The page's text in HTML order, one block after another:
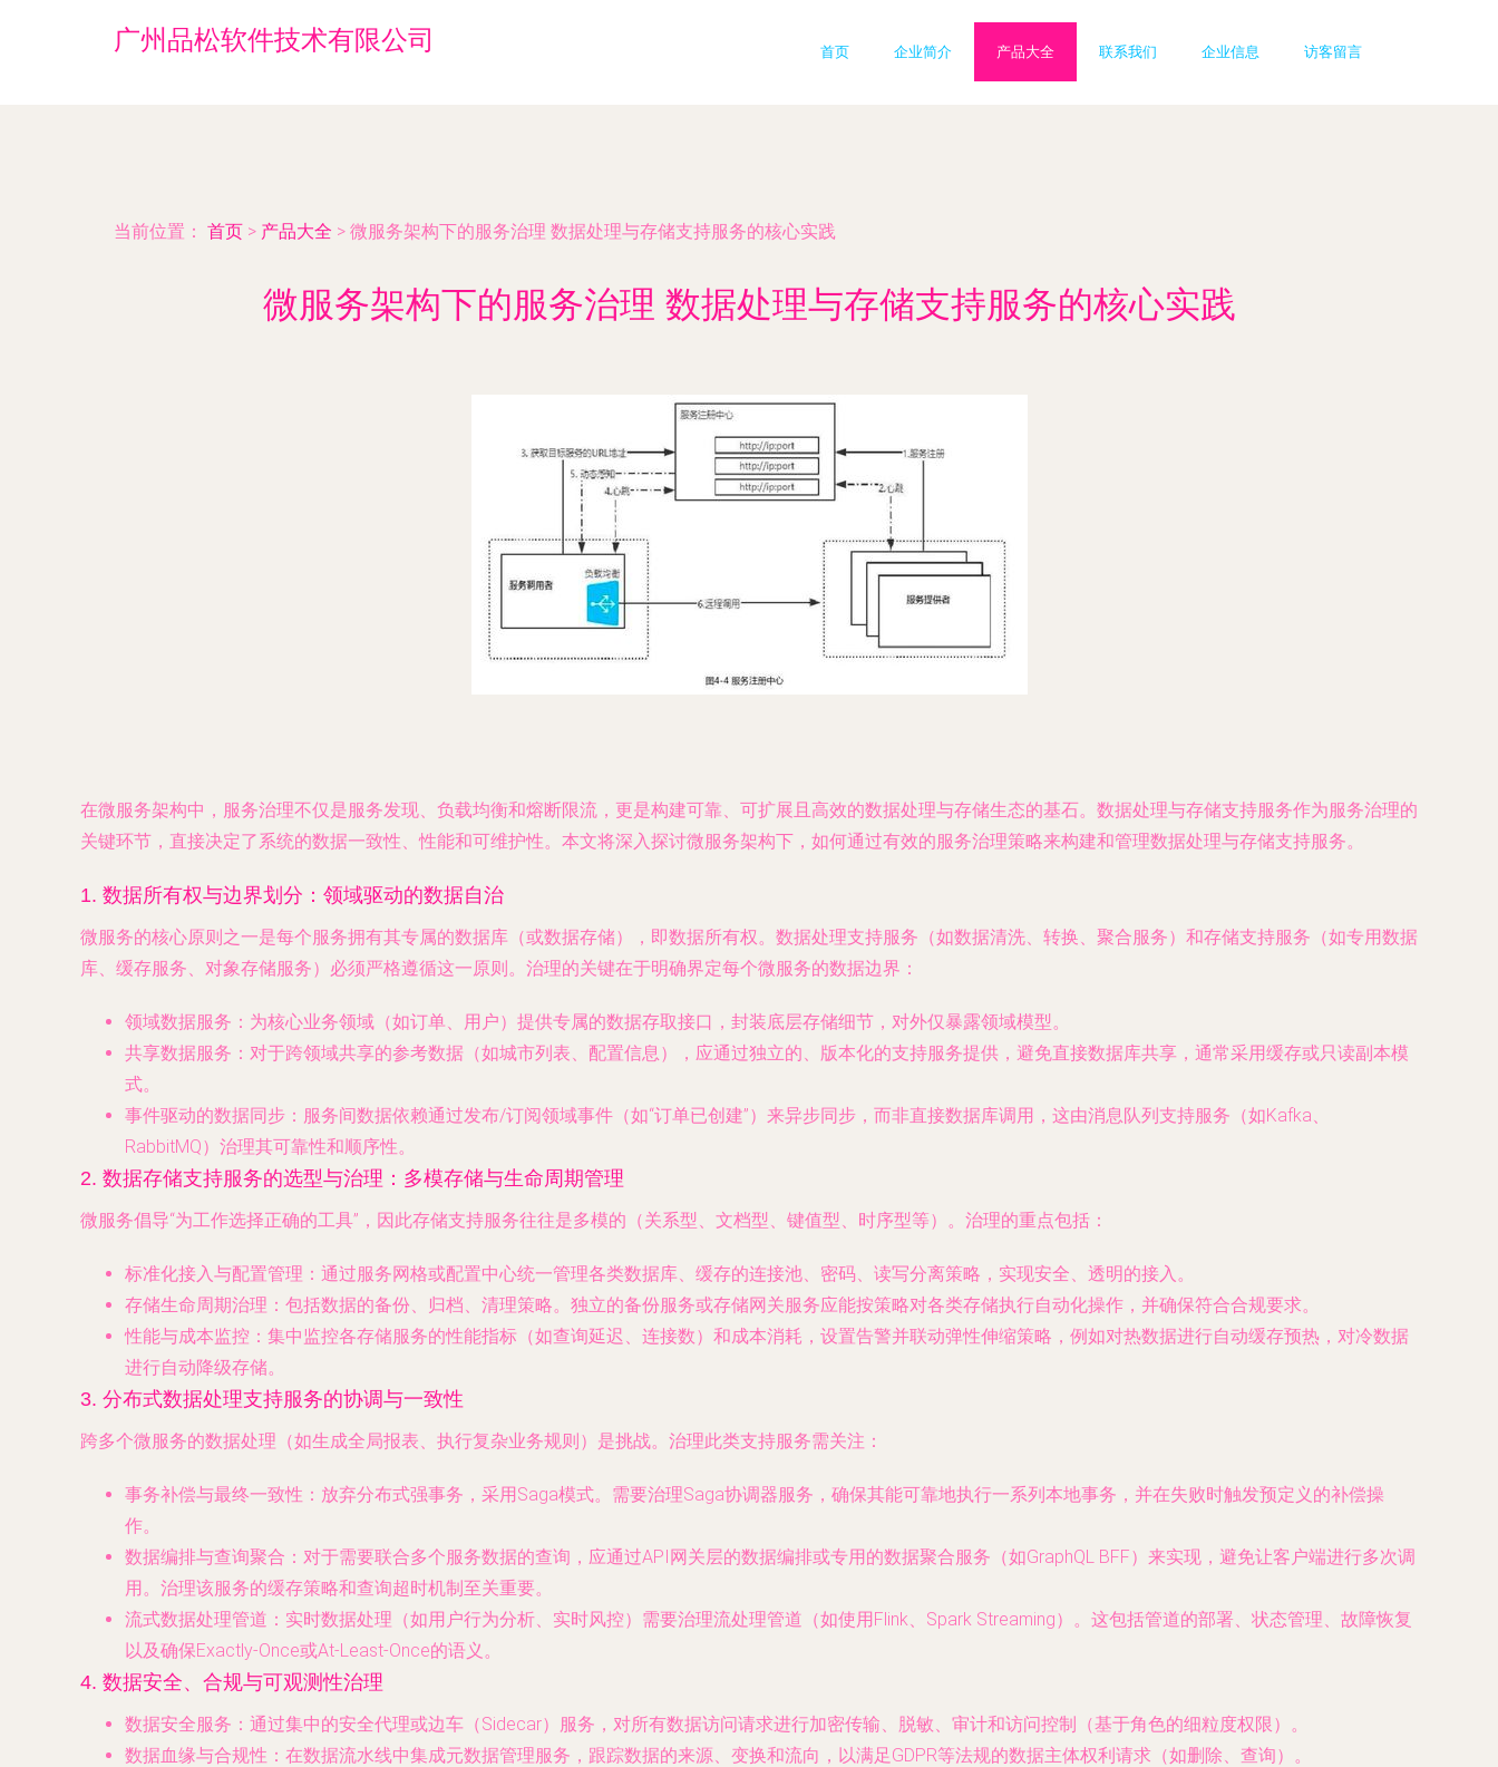
广州品松软件技术有限公司 首页 企业简介 产品大全 联系我们 企业信息 访客留言
当前位置： 首页 > 产品大全 > 微服务架构下的服务治理 数据处理与存储支持服务的核心实践
微服务架构下的服务治理 数据处理与存储支持服务的核心实践
在微服务架构中，服务治理不仅是服务发现、负载均衡和熔断限流，更是构建可靠、可扩展且高效的数据处理与存储生态的基石。数据处理与存储支持服务作为服务治理的
关键环节，直接决定了系统的数据一致性、性能和可维护性。本文将深入探讨微服务架构下，如何通过有效的服务治理策略来构建和管理数据处理与存储支持服务。
1. 数据所有权与边界划分：领域驱动的数据自治
微服务的核心原则之一是每个服务拥有其专属的数据库（或数据存储），即数据所有权。数据处理支持服务（如数据清洗、转换、聚合服务）和存储支持服务（如专用数据
库、缓存服务、对象存储服务）必须严格遵循这一原则。治理的关键在于明确界定每个微服务的数据边界：
领域数据服务 ：为核心业务领域（如订单、用户）提供专属的数据存取接口，封装底层存储细节，对外仅暴露领域模型。
共享数据服务 ：对于跨领域共享的参考数据（如城市列表、配置信息），应通过独立的、版本化的支持服务提供，避免直接数据库共享，通常采用缓存或只读副本模
式。
事件驱动的数据同步 ：服务间数据依赖通过发布/订阅领域事件（如“订单已创建”）来异步同步，而非直接数据库调用，这由消息队列支持服务（如Kafka、
RabbitMQ）治理其可靠性和顺序性。
2. 数据存储支持服务的选型与治理：多模存储与生命周期管理
微服务倡导“为工作选择正确的工具”，因此存储支持服务往往是多模的（关系型、文档型、键值型、时序型等）。治理的重点包括：
标准化接入与配置管理 ：通过服务网格或配置中心统一管理各类数据库、缓存的连接池、密码、读写分离策略，实现安全、透明的接入。
存储生命周期治理 ：包括数据的备份、归档、清理策略。独立的备份服务或存储网关服务应能按策略对各类存储执行自动化操作，并确保符合合规要求。
性能与成本监控 ：集中监控各存储服务的性能指标（如查询延迟、连接数）和成本消耗，设置告警并联动弹性伸缩策略，例如对热数据进行自动缓存预热，对冷数据
进行自动降级存储。
3. 分布式数据处理支持服务的协调与一致性
跨多个微服务的数据处理（如生成全局报表、执行复杂业务规则）是挑战。治理此类支持服务需关注：
事务补偿与最终一致性 ：放弃分布式强事务，采用Saga模式。需要治理Saga协调器服务，确保其能可靠地执行一系列本地事务，并在失败时触发预定义的补偿操
作。
数据编排与查询聚合 ：对于需要联合多个服务数据的查询，应通过API网关层的数据编排或专用的数据聚合服务（如GraphQL BFF）来实现，避免让客户端进行多次调
用。治理该服务的缓存策略和查询超时机制至关重要。
流式数据处理管道 ：实时数据处理（如用户行为分析、实时风控）需要治理流处理管道（如使用Flink、Spark Streaming）。这包括管道的部署、状态管理、故障恢复
以及确保Exactly-Once或At-Least-Once的语义。
4. 数据安全、合规与可观测性治理
数据安全服务 ：通过集中的安全代理或边车（Sidecar）服务，对所有数据访问请求进行加密传输、脱敏、审计和访问控制（基于角色的细粒度权限）。
数据血缘与合规性 ：在数据流水线中集成元数据管理服务，跟踪数据的来源、变换和流向，以满足GDPR等法规的数据主体权利请求（如删除、查询）。